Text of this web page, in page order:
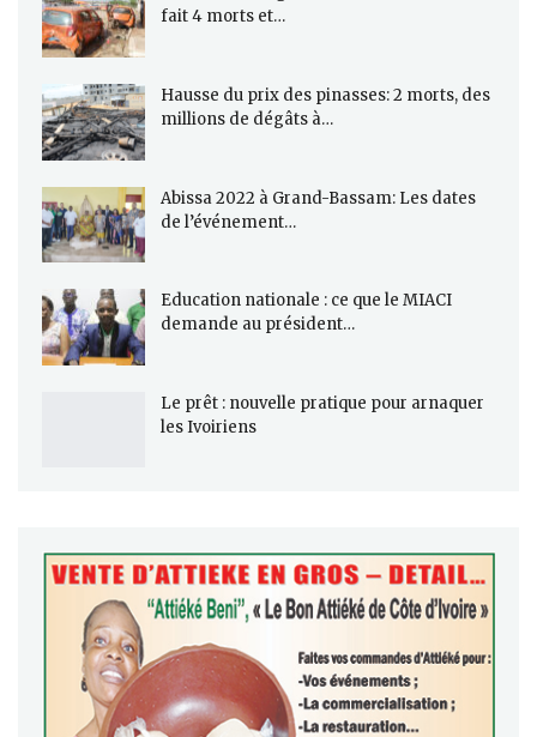
fait 4 morts et…
Hausse du prix des pinasses: 2 morts, des
millions de dégâts à…
Abissa 2022 à Grand-Bassam: Les dates
de l’événement…
Education nationale : ce que le MIACI
demande au président…
Le prêt : nouvelle pratique pour arnaquer
les Ivoiriens